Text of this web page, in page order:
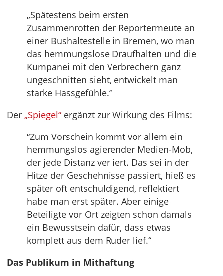
„Spätestens beim ersten
Zusammenrotten der Reportermeute an
einer Bushaltestelle in Bremen, wo man
das hemmungslose Draufhalten und die
Kumpanei mit den Verbrechern ganz
ungeschnitten sieht, entwickelt man
starke Hassgefühle.“
Der „Spiegel“ ergänzt zur Wirkung des Films:
“Zum Vorschein kommt vor allem ein
hemmungslos agierender Medien-Mob,
der jede Distanz verliert. Das sei in der
Hitze der Geschehnisse passiert, hieß es
später oft entschuldigend, reflektiert
habe man erst später. Aber einige
Beteiligte vor Ort zeigten schon damals
ein Bewusstsein dafür, dass etwas
komplett aus dem Ruder lief.“
Das Publikum in Mithaftung